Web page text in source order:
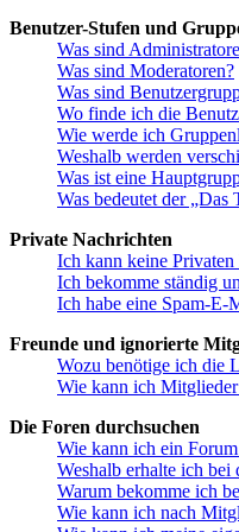
Benutzer-Stufen und
Was sind
Was sind Moderatoren?
Was sind
Wo finde ich die
Wie werde ich
Weshalb werden
Was ist eine
Was bedeutet der „Das
Private Nachrichten
Ich kann keine
Ich bekomme ständig
Ich habe eine Spam-E-
Freunde und ignorierte
Wozu benötige ich die
Wie kann ich
Die Foren durchsuchen
Wie kann ich ein
Weshalb erhalte ich bei
Warum bekomme ich
Wie kann ich nach